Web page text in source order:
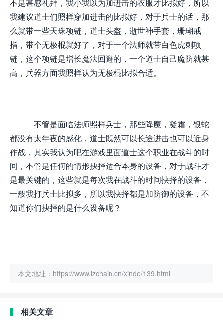
不是甚感礼拜，我小我以为加进击的衣服才比拟好，所以
我建议道士们照样穿加进击的比拟好，对于兵士的话，那
么就带一些天珠项链，道士头盔，逝世神手套，珊瑚戒
指，带个无极棍就好了，对于一个法师就带白色虎刺项
链，这个项链是增长魔法回避的，一个道士自己魔防就甚
高，兵器方面我照样认为无极棍比拟合适。
不管是面临法师照样兵士，那些降魔，凝霜，银蛇
都没有太年夜的感化，道士既然可以长途进击也可以近身
作战，其实我认为吧在游戏里面道士这个职业在战斗的时
间，不管是任何的情形抉择适合本身的设备，对于战斗才
是最关键的，这些就是每次我在战斗的时间抉择的设备，
一般我打兵士比拟多，所以我抉择都是加防御的设备，不
知道你们抉择的是什么设备呢？
本文地址：https://www.lzchain.cn/xinde/139.html
相关文章